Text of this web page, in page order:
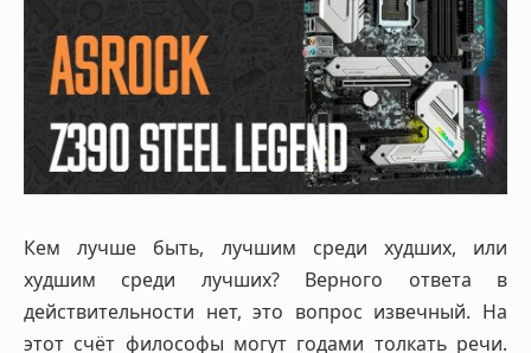
Кем лучше быть, лучшим среди худших, или
худшим среди лучших? Верного ответа в
действительности нет, это вопрос извечный. На
этот счёт философы могут годами толкать речи.